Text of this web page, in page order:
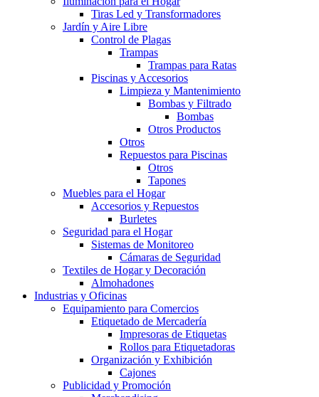
Tiras Led y Transformadores
Jardín y Aire Libre
Control de Plagas
Trampas
Trampas para Ratas
Piscinas y Accesorios
Limpieza y Mantenimiento
Bombas y Filtrado
Bombas
Otros Productos
Otros
Repuestos para Piscinas
Otros
Tapones
Muebles para el Hogar
Accesorios y Repuestos
Burletes
Seguridad para el Hogar
Sistemas de Monitoreo
Cámaras de Seguridad
Textiles de Hogar y Decoración
Almohadones
Industrias y Oficinas
Equipamiento para Comercios
Etiquetado de Mercadería
Impresoras de Etiquetas
Rollos para Etiquetadoras
Organización y Exhibición
Cajones
Publicidad y Promoción